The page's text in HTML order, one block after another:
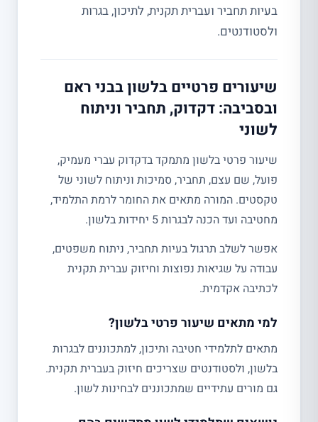
בעיות תחביר ועברית תקנית, לתיכון, בגרות
ולסטודנטים.
שיעורים פרטיים בלשון בבני ראם
ובסביבה: דקדוק, תחביר וניתוח
לשוני
שיעור פרטי בלשון מתמקד בדקדוק עברי מעמיק,
פועל, שם עצם, תחביר, סמיכות וניתוח לשוני של
טקסטים. המורה מתאים את החומר לרמת התלמיד,
מחטיבה ועד הכנה לבגרות 5 יחידות בלשון.
אפשר לשלב תרגול בעיות תחביר, ניתוח משפטים,
עבודה על שגיאות נפוצות וחיזוק עברית תקנית
לכתיבה אקדמית.
למי מתאים שיעור פרטי בלשון?
מתאים לתלמידי חטיבה ותיכון, למתכוננים לבגרות
בלשון, ולסטודנטים שצריכים חיזוק בעברית תקנית.
גם מורים עתידיים שמתכוננים לבחינות לשון.